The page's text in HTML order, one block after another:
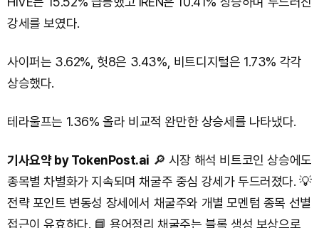
강세를 보였다.
사이퍼는 3.62%, 헛8은 3.43%, 비트디지털은 1.73% 각각
상승했다.
테라울프는 1.36% 올라 비교적 완만한 상승세를 나타냈다.
기사요약 by TokenPost.ai 🔎 시장 해석 비트코인 상승에도
종목별 차별화가 지속되며 채굴주 중심 강세가 두드러졌다. 💡
전략 포인트 변동성 장세에서 채굴주와 개별 모멘텀 종목 선별
접근이 유효하다. 📘 용어정리 채굴주는 블록 생성 보상으로